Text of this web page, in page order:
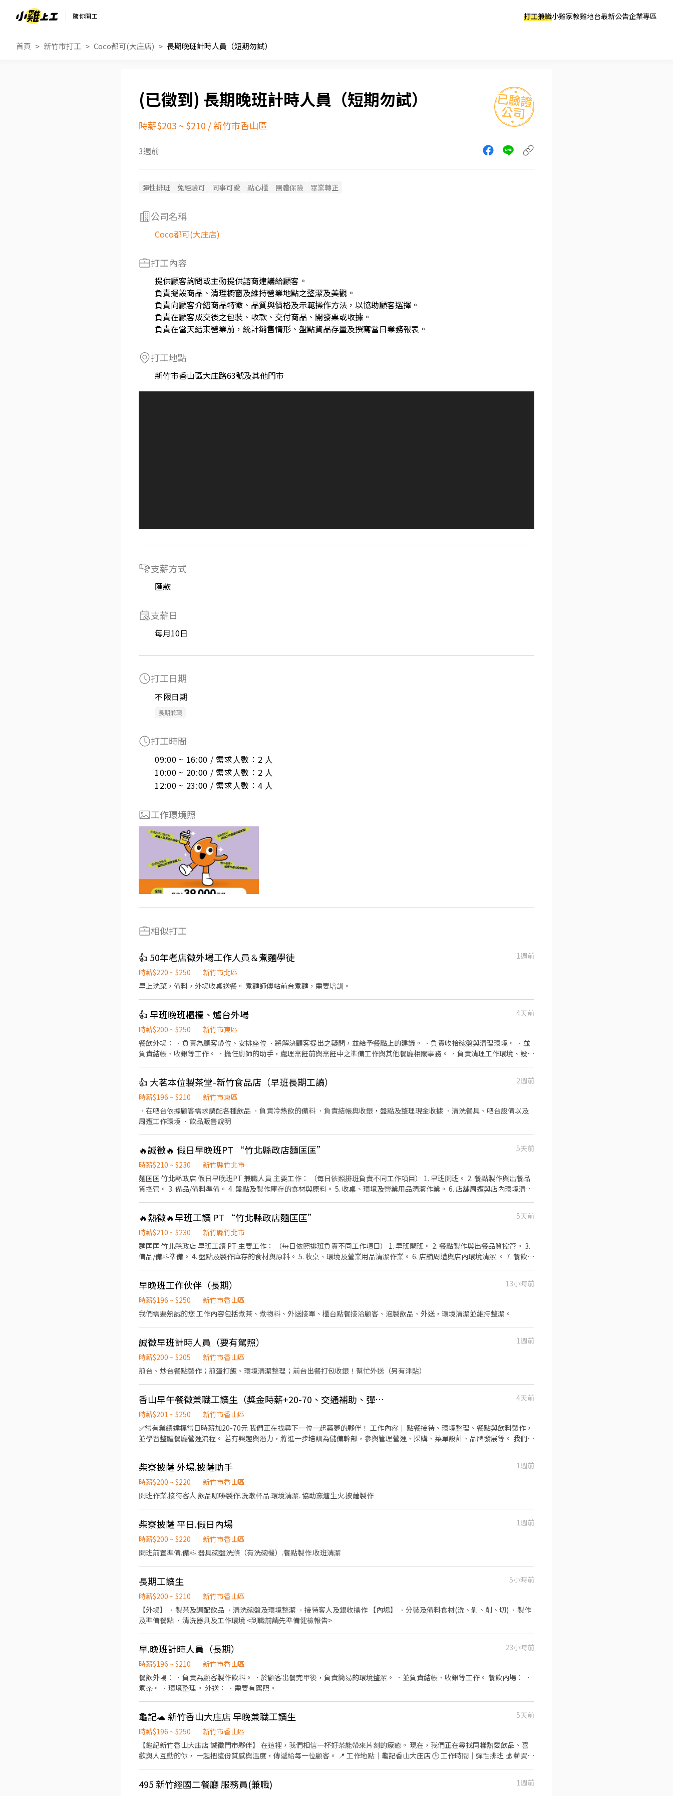
隨你開工 打工兼職小雞家教雞地台最新公告企業專區
首頁 新竹市打工 Coco都可(大庄店) 長期晚班計時人員（短期勿試）
長期晚班計時人員（短期勿試）
時薪$203 ~ $210 /新竹市香山區
3週前
彈性排班 免經驗可 同事可愛 點心櫃 團體保險 畢業轉正
公司名稱
Coco都可(大庄店)
打工內容
提供顧客詢問或主動提供諮商建議給顧客。
負責擺設商品、清理櫥窗及維持營業地點之整潔及美觀。
負責向顧客介紹商品特徵、品質與價格及示範操作方法，以協助顧客選擇。
負責在顧客成交後之包裝、收款、交付商品、開發票或收據。
負責在當天結束營業前，統計銷售情形、盤點貨品存量及撰寫當日業務報表。
打工地點
新竹市香山區大庄路63號及其他門市
支薪方式
匯款
支薪日
每月10日
打工日期
不限日期
長期兼職
打工時間
09:00 ~ 16:00 / 需求人數：2 人
10:00 ~ 20:00 / 需求人數：2 人
12:00 ~ 23:00 / 需求人數：4 人
工作環境照
相似打工
👍 50年老店徵外場工作人員＆煮麵學徒
1週前
時薪$220 ~ $250
新竹市北區
早上洗菜，備料，外場收桌送餐。 煮麵師傅站前台煮麵，需要培訓。
👍 早班晚班櫃檯、爐台外場
4天前
時薪$200 ~ $250
新竹市東區
餐飲外場： ．負責為顧客帶位、安排座位 ．將解決顧客提出之疑問，並給予餐點上的建議。 ．負責收拾碗盤與清理環境。 ．並
負責結帳、收銀等工作。 ．擔任廚師的助手，處理烹飪前與烹飪中之準備工作與其他餐廳相關事務。 ．負責清理工作環境、設備
👍 大茗本位製茶堂-新竹食品店（早班長期工讀）
2週前
時薪$196 ~ $210
新竹市東區
．在吧台依據顧客需求調配各種飲品 ．負責冷熱飲的備料 ．負責結帳與收銀，盤點及整理現金收據 ．清洗餐具、吧台設備以及
周遭工作環境 ．飲品販售說明
🔥誠徵🔥 假日早晚班PT “竹北縣政店麵匡匡”
5天前
時薪$210 ~ $230
新竹縣竹北市
麵匡匡 竹北縣政店 假日早晚班PT 兼職人員 主要工作： （每日依照排班負責不同工作項目） 1. 早班開班。 2. 餐點製作與出餐品
質控管。 3. 備品/備料準備。 4. 盤點及製作庫存的食材與原料。 5. 收桌、環境及營業用品清潔作業。 6. 店舖周遭與店內環境清潔
細可面談討論，誠懇招募喜歡餐飲工作的夥伴加入。
🔥熱徵🔥早班工讀 PT “竹北縣政店麵匡匡”
5天前
時薪$210 ~ $230
新竹縣竹北市
麵匡匡 竹北縣政店 早班工讀 PT 主要工作： （每日依照排班負責不同工作項目） 1. 早班開班。 2. 餐點製作與出餐品質控管。 3.
備品/備料準備。 4. 盤點及製作庫存的食材與原料。 5. 收桌、環境及營業用品清潔作業。 6. 店舖周遭與店內環境清潔 。 7. 餐飲銷
論，誠懇招募喜歡餐飲工作的夥伴加入。
早晚班工作伙伴（長期）
13小時前
時薪$196 ~ $250
新竹市香山區
我們需要熱誠的您 工作內容包括煮茶、煮物料、外送接單、櫃台點餐接洽顧客、泡製飲品、外送，環境清潔並維持整潔。
誠徵早班計時人員（要有駕照）
1週前
時薪$200 ~ $205
新竹市香山區
煎台、炒台餐點製作；煎蛋打飯、環境清潔整理；前台出餐打包收銀！幫忙外送（另有津貼）
香山早午餐徵兼職工讀生（獎金時薪+20-70、交通補助、彈性排班、全、兼職）
4天前
時薪$201 ~ $250
新竹市香山區
✅常有業績達標當日時薪加20-70元 我們正在找尋下一位一起築夢的夥伴！ 工作內容｜ 點餐接待、環境整理、餐點與飲料製作，
並學習整體餐廳營運流程。 若有興趣與潛力，將進一步培訓為儲備幹部，參與管理營運、採購、菜單設計、品牌發展等。 我們提
人，一起走得遠又穩 我們期待的你｜ ・對餐飲有興趣，想深入了解店務運作 ・細心、有責任感，願意長期配合 ・平日或假日皆
可排班，重視團隊合作 ・不怕挑戰，對未來有想法、有行動力 #長期夥伴 #平日班 #假日班 #儲備幹部 #分紅制度 #學習開店 #無
經驗可 #從零開始 #成就夢想 有興趣歡迎私訊聊聊，讓我們一起打造溫暖又有理想的工作環境！
柴寮披薩 外場.披薩助手
1週前
時薪$200 ~ $220
新竹市香山區
開班作業.接待客人.飲品咖啡製作.洗漱杯品.環境清潔. 協助窯爐生火.披薩製作
柴寮披薩 平日.假日內場
1週前
時薪$200 ~ $220
新竹市香山區
開班前置準備.備料.器具碗盤洗滌（有洗碗機）.餐點製作.收班清潔
長期工讀生
5小時前
時薪$200 ~ $210
新竹市香山區
【外場】 ．製茶及調配飲品 ．清洗碗盤及環境整潔 ．接待客人及銀收操作 【內場】 ．分裝及備料食材(洗、剝、削、切) ．製作
及準備餐點 ．清洗器具及工作環境 <到職前請先準備健檢報告>
早.晚班計時人員（長期）
23小時前
時薪$196 ~ $210
新竹市香山區
餐飲外場： ．負責為顧客製作飲料。 ．於顧客出餐完畢後，負責簡易的環境整潔。 ．並負責結帳、收銀等工作。 餐飲內場： ．
煮茶。 ．環境整理。 外送： ．需要有駕照。
龜記🐢 新竹香山大庒店 早晚兼職工讀生
5天前
時薪$196 ~ $250
新竹市香山區
【龜記新竹香山大庒店 誠徵門市夥伴】 在這裡，我們相信一杯好茶能帶來片刻的療癒。 現在，我們正在尋找同樣熱愛飲品、喜
歡與人互動的你， 一起把這份質感與溫度，傳遞給每一位顧客。 📍 工作地點｜龜記香山大庒店 🕒 工作時間｜彈性排班 💰 薪資待
495 新竹經國二餐廳 服務員(兼職)
1週前